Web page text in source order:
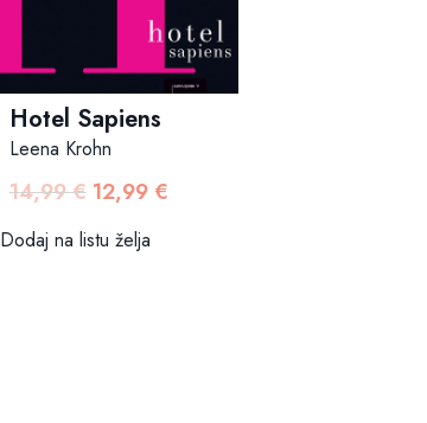
Hotel Sapiens
Leena Krohn
14,99€ Izvorna
bila
12,99 €Trenutna
Dodaj na listu želja